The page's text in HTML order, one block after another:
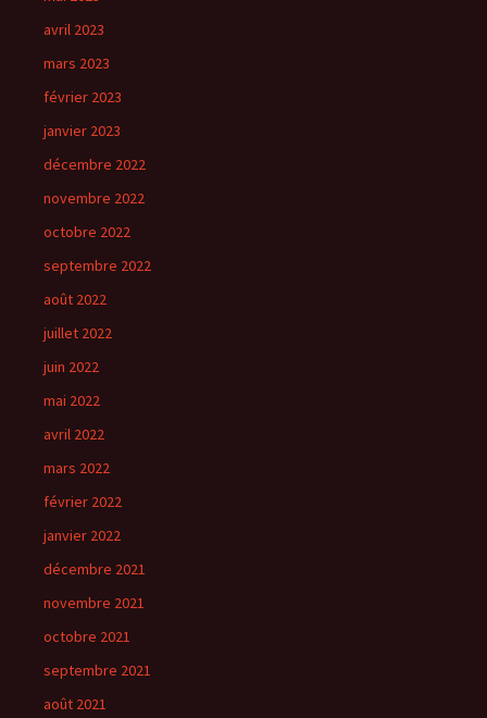
avril 2023
mars 2023
février 2023
janvier 2023
décembre 2022
novembre 2022
octobre 2022
septembre 2022
août 2022
juillet 2022
juin 2022
mai 2022
avril 2022
mars 2022
février 2022
janvier 2022
décembre 2021
novembre 2021
octobre 2021
septembre 2021
août 2021